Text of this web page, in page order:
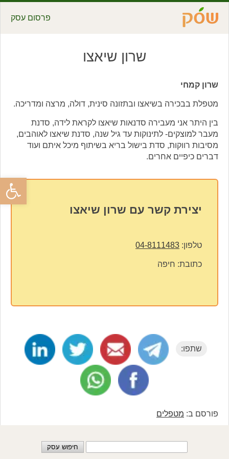
פתח
פרסום עסק
שרון שיאצו
שרון קמחי
מטפלת בבכירה בשיאצו ובתזונה סינית, דולה, מרצה ומדריכה.
בין היתר אני מעבירה סדנאות שיאצו לקראת לידה, סדנת
מעבר למוצקים- לתינוקות עד גיל שנה, סדנת שיאצו לאוהבים,
מסיבות רווקות, סדת בישול בריא בשיתוף מיכל איתם ועוד
דברים כיפיים אחרים.
יצירת קשר עם שרון שיאצו
טלפון: 04-8111483
כתובת: חיפה
שתפו:
פורסם ב: מטפלים